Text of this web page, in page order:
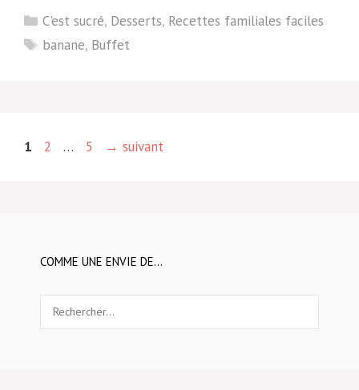
Catégories
C'est sucré, Desserts, Recettes familiales faciles
Étiquettes
banane, Buffet
Page
1 Page
2 … Page
5 → suivant
COMME UNE ENVIE DE…